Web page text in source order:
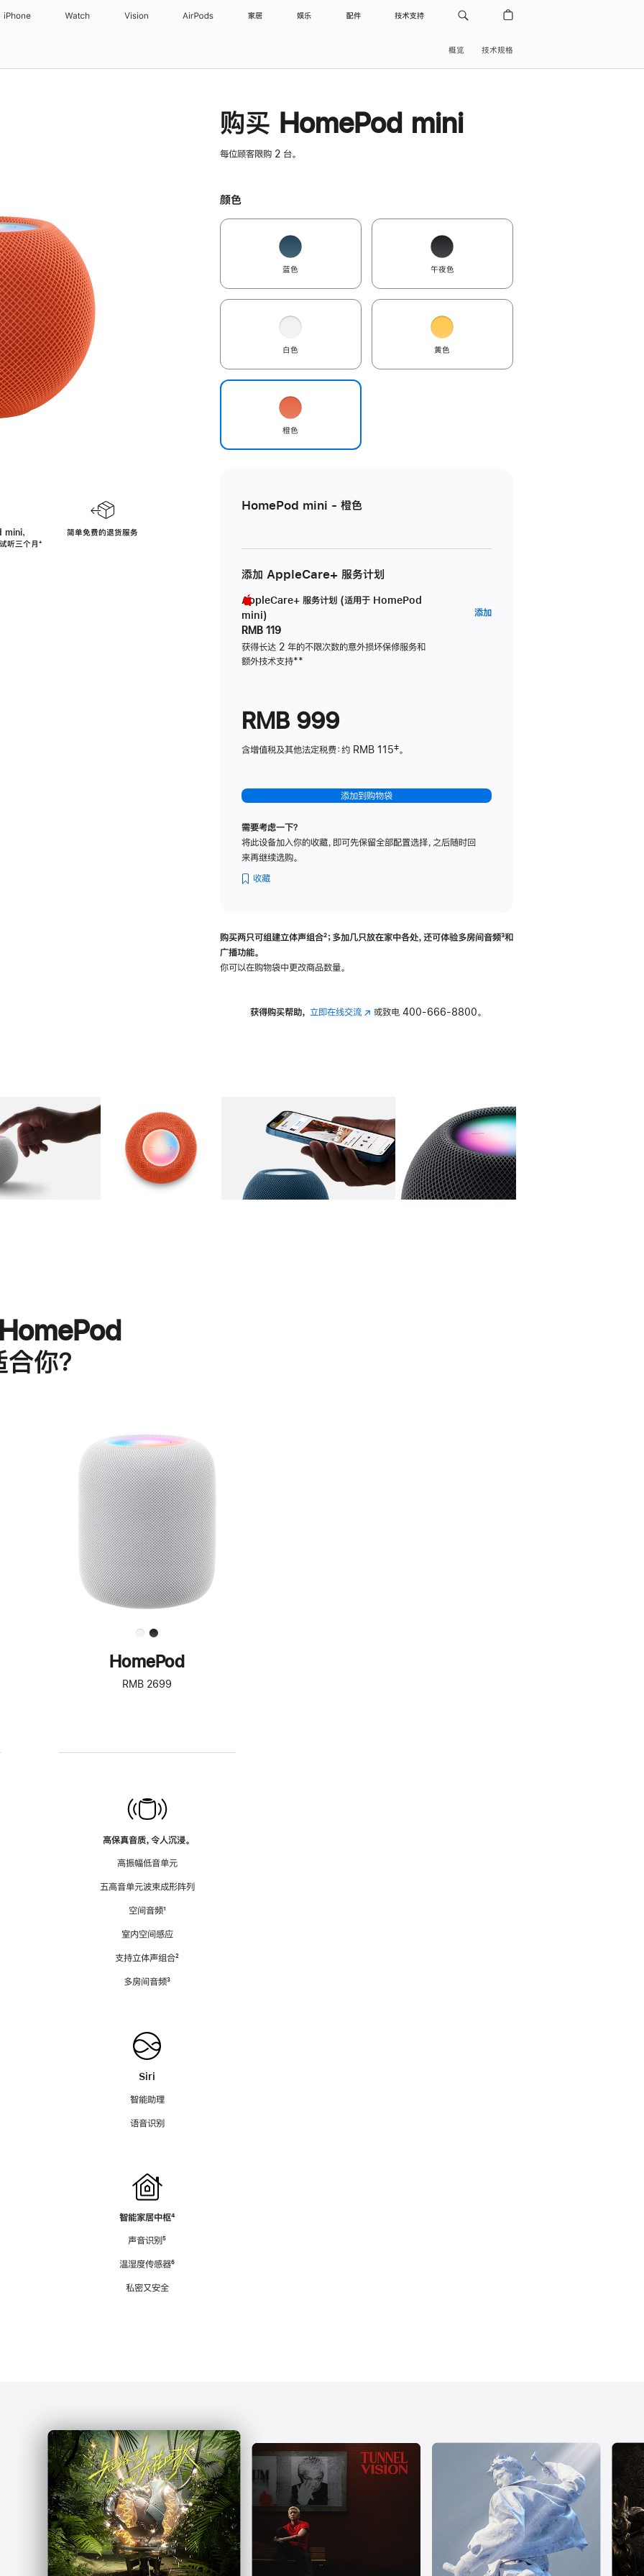
iPhone Watch Vision AirPods 家居 娱乐 配件 技术支持
概览 技术规格
，
听三个月脚
⁺
简单免费的退货服务
购买 HomePod mini
每位顾客限购 2 台。
颜色
蓝色 午夜色
白色 黄色
橙色
HomePod mini - 橙色
添加 AppleCare+ 服务计划
AppleCare+ 服务计划 (适用于 HomePod
mini)
RMB 119
获得长达 2 年的不限次数的意外损坏保修服务和
额外技术支持脚
**
添加AppleCare+
RMB 999
含增值税及其他法定税费：约 RMB 115‡。
添加到购物袋
需要考虑一下？
将此设备加入你的收藏，即可先保留全部配置选择，之后随时回
来再继续选购。
收藏
购买两只可组建立体声组合脚
²；多加几只放在家中各处，还可体验多‍房‍间音频脚
³和
广播功能。
你可以在购物袋中更改商品数量。
获得购买帮助， 立即在线交流(在 或致电 400-666-8800。
图库 图像 图库 图像 图库 图像 4 图库 图像 5
你？
进
一
步
了
解
HomePod<
HomePod
RMB 2699
高保真音质，令人沉浸。
高振幅低音单元
五高音单元波束成形阵列
空间音频脚
¹
室内空间感应
支持立体声组合脚
²
多房间音频脚
³
Siri
智能助理
语音识别
智能家居中枢脚
⁴
声音识别脚
⁵
温湿度传感器脚
⁶
私密又安全